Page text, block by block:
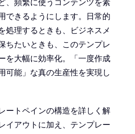
、頻繁に使うコンテンツを素
できるようにします。日常的
処理するときも、ビジネスメ
ちたいときも、このテンプレ
を大幅に効率化。「一度作成
可能」な真の生産性を実現し
ートペインの構造を詳しく解
イアウトに加え、テンプレー